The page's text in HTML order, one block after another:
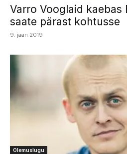
Varro Vooglaid kaebas
saate pärast kohtusse
9. jaan 2019
Olemuslugu